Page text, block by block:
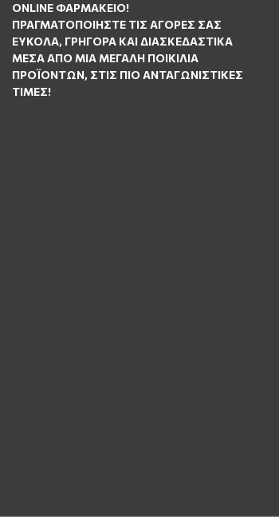
ΟNLINE ΦΑΡΜΑΚΕΊΟ!
ΠΡΑΓΜΑΤΟΠΟΙΉΣΤΕ ΤΙΣ ΑΓΟΡΈΣ ΣΑΣ
ΕΎΚΟΛΑ, ΓΡΉΓΟΡΑ ΚΑΙ ΔΙΑΣΚΕΔΑΣΤΙΚΆ
ΜΈΣΑ ΑΠΌ ΜΙΑ ΜΕΓΆΛΗ ΠΟΙΚΙΛΊΑ
ΠΡΟΪΌΝΤΩΝ, ΣΤΙΣ ΠΙΟ ΑΝΤΑΓΩΝΙΣΤΙΚΈΣ
ΤΙΜΈΣ!